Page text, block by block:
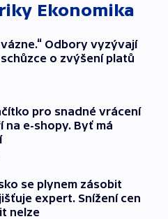
Ekonomika
vázne.“ Odbory vyzývají
o zvýšení platů
pro snadné vrácení
na e-shopy. Byť má
se plynem zásobit
expert. Snížení cen
nelze